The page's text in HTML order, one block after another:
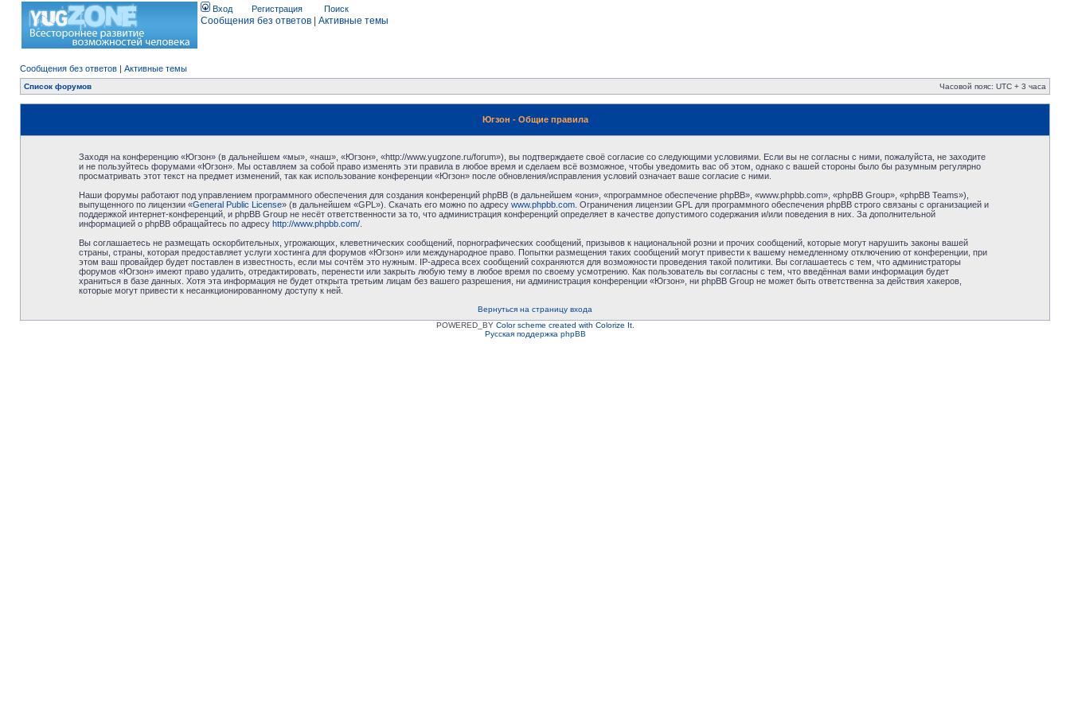
Вход Регистрация Поиск
Сообщения без ответов Активные темы
Сообщения без ответов | Активные темы
Список форумов Часовой пояс: UTC + 3 часа
Югзон - Общие правила
Заходя на конференцию «Югзон» (в дальнейшем «мы», «наш», «Югзон», «http://www.yugzone.ru/forum»), вы подтверждаете своё согласие со следующими условиями. Если вы не согласны с ними, пожалуйста, не заходите
и не пользуйтесь форумами «Югзон». Мы оставляем за собой право изменять эти правила в любое время и сделаем всё возможное, чтобы уведомить вас об этом, однако с вашей стороны было бы разумным регулярно
просматривать этот текст на предмет изменений, так как использование конференции «Югзон» после обновления/исправления условий означает ваше согласие с ними.
Наши форумы работают под управлением программного обеспечения для создания конференций phpBB (в дальнейшем «они», «программное обеспечение phpBB», «www.phpbb.com», «phpBB Group», «phpBB Teams»),
выпущенного по лицензии «General Public License» (в дальнейшем «GPL»). Скачать его можно по адресу www.phpbb.com. Ограничения лицензии GPL для программного обеспечения phpBB строго связаны с организацией и
поддержкой интернет-конференций, и phpBB Group не несёт ответственности за то, что администрация конференций определяет в качестве допустимого содержания и/или поведения в них. За дополнительной
информацией о phpBB обращайтесь по адресу http://www.phpbb.com/.
Вы соглашаетесь не размещать оскорбительных, угрожающих, клеветнических сообщений, порнографических сообщений, призывов к национальной розни и прочих сообщений, которые могут нарушить законы вашей
страны, страны, которая предоставляет услуги хостинга для форумов «Югзон» или международное право. Попытки размещения таких сообщений могут привести к вашему немедленному отключению от конференции, при
этом ваш провайдер будет поставлен в известность, если мы сочтём это нужным. IP-адреса всех сообщений сохраняются для возможности проведения такой политики. Вы соглашаетесь с тем, что администраторы
форумов «Югзон» имеют право удалить, отредактировать, перенести или закрыть любую тему в любое время по своему усмотрению. Как пользователь вы согласны с тем, что введённая вами информация будет
храниться в базе данных. Хотя эта информация не будет открыта третьим лицам без вашего разрешения, ни администрация конференции «Югзон», ни phpBB Group не может быть ответственна за действия хакеров,
которые могут привести к несанкционированному доступу к ней.
Вернуться на страницу входа
POWERED_BY Color scheme created with Colorize It.
Русская поддержка phpBB